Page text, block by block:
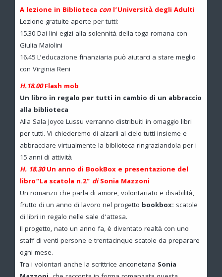
A lezione in Biblioteca con l’Università degli Adulti
Lezione gratuite aperte per tutti:
15.30 Dai lini egizi alla solennità della toga romana con
Giulia Maiolini
16.45 L’educazione finanziaria può aiutarci a stare meglio
con Virginia Reni
H.18.00Flash mob
Un libro in regalo per tutti in cambio di un abbraccio
alla biblioteca
Alla Sala Joyce Lussu verranno distribuiti in omaggio libri
per tutti. Vi chiederemo di alzarli al cielo tutti insieme e
abbracciare virtualmente la biblioteca ringraziandola per i
15 anni di attività
H. 18.30 Un anno di BookBox e presentazione del
libro“La scatola n.2” diSonia Mazzoni
Un romanzo che parla di amore, volontariato e disabilità,
frutto di un anno di lavoro nel progetto bookbox: scatole
di libri in regalo nelle sale d’attesa.
Il progetto, nato un anno fa, è diventato realtà con uno
staff di venti persone e trentacinque scatole da preparare
ogni mese.
Tra i volontari anche la scrittrice anconetana Sonia